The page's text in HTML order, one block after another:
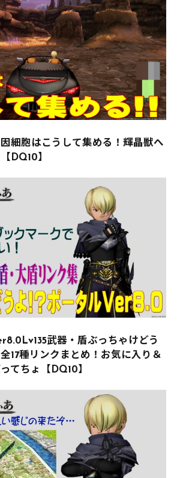
因細胞はこうして集める！輝晶獣へ
DQ10】
武器・盾ぶっちゃけどう
17種リンクまとめ！お気に入り＆
てちょ【DQ10】